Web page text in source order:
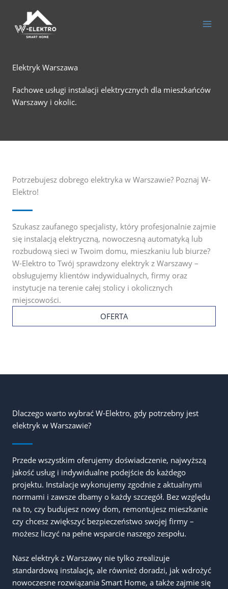
treści
Elektryk Warszawa
Fachowe usługi instalacji elektrycznych dla mieszkańców
Warszawy i okolic.
Potrzebujesz dobrego elektryka w Warszawie? Poznaj W-
Elektro!
Szukasz zaufanego specjalisty, który profesjonalnie zajmie
się instalacją elektryczną, nowoczesną automatyką lub
rozbudową sieci w Twoim domu, mieszkaniu lub biurze?
W-Elektro to Twój sprawdzony elektryk z Warszawy –
obsługujemy klientów indywidualnych, firmy oraz
instytucje na terenie całej stolicy i okolicznych
miejscowości.
OFERTA
Dlaczego warto wybrać W-Elektro, gdy potrzebny jest
elektryk w Warszawie?
Przede wszystkim oferujemy doświadczenie, najwyższą
jakość usług i indywidualne podejście do każdego
projektu. Instalacje wykonujemy zgodnie z aktualnymi
normami i zawsze dbamy o każdy szczegół. Bez względu
na to, czy budujesz nowy dom, remontujesz mieszkanie
czy chcesz zwiększyć bezpieczeństwo swojej firmy –
możesz liczyć na pełne wsparcie naszego zespołu.
Nasz elektryk z Warszawy nie tylko zrealizuje
standardową instalację, ale również doradzi, jak wdrożyć
nowoczesne rozwiązania Smart Home, a także zajmie się